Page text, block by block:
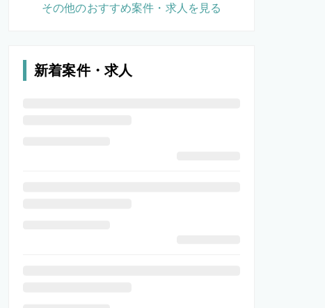
その他のおすすめ案件・求人を見る
新着案件・求人